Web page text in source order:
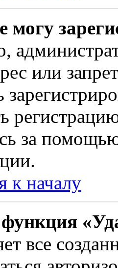
могу
или
за
к началу
все